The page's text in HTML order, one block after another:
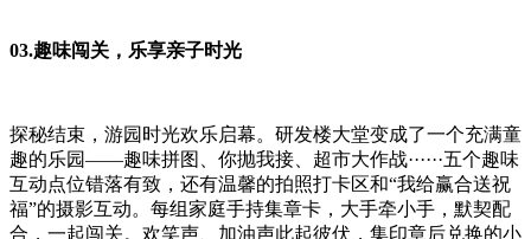
03.趣味闯关，乐享亲子时光
探秘结束，游园时光欢乐启幕。研发楼大堂变成了一个充满童
趣的乐园——趣味拼图、你抛我接、超市大作战······五个趣味
互动点位错落有致，还有温馨的拍照打卡区和“我给赢合送祝
福”的摄影互动。每组家庭手持集章卡，大手牵小手，默契配
合，一起闯关。欢笑声、加油声此起彼伏，集印章后兑换的小